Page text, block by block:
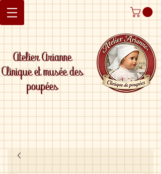
Atelier Arianne
Clinique et musée des
poupées